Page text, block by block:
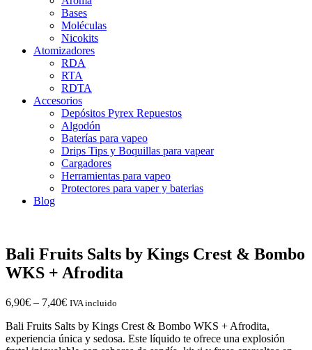
Bases
Moléculas
Nicokits
Atomizadores
RDA
RTA
RDTA
Accesorios
Depósitos Pyrex Repuestos
Algodón
Baterías para vapeo
Drips Tips y Boquillas para vapear
Cargadores
Herramientas para vapeo
Protectores para vaper y baterias
Blog
Bali Fruits Salts by Kings Crest & Bombo
WKS + Afrodita
6,90€ – 7,40€ IVA incluido
Bali Fruits Salts by Kings Crest & Bombo WKS + Afrodita,
experiencia única y sedosa. Este líquido te ofrece una explosión